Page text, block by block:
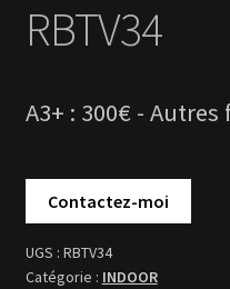
RBTV34
INDOOR